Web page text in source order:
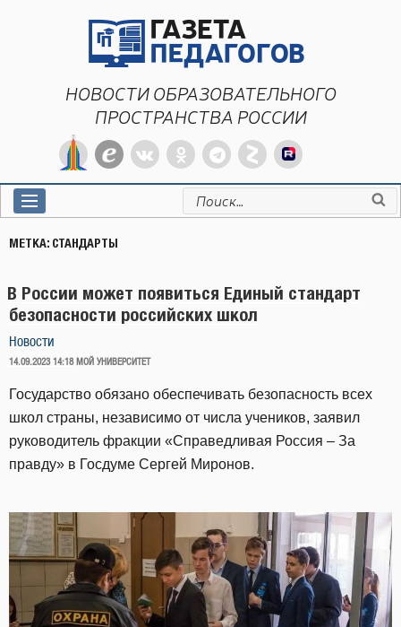
НОВОСТИ ОБРАЗОВАТЕЛЬНОГО
ПРОСТРАНСТВА РОССИИ
Искать:
МЕТКА: СТАНДАРТЫ
В России может появиться Единый стандарт
безопасности российских школ
Новости
ОПУБЛИКОВАНО
14.09.2023 14:18 МОЙ УНИВЕРСИТЕТ
Государство обязано обеспечивать безопасность всех
школ страны, независимо от числа учеников, заявил
руководитель фракции «Справедливая Россия – За
правду» в Госдуме Сергей Миронов.